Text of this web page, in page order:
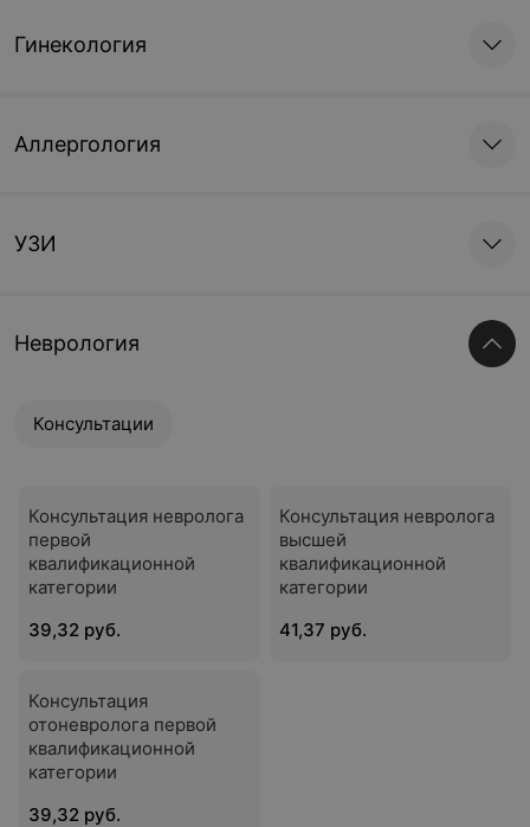
Гинекология
Аллергология
УЗИ
Неврология
Консультации
Консультация невролога
первой
квалификационной
категории
39,32 руб.
Консультация невролога
высшей
квалификационной
категории
41,37 руб.
Консультация
отоневролога первой
квалификационной
категории
39,32 руб.